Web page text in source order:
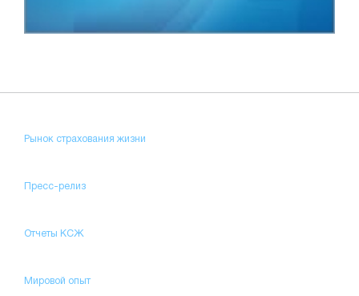
Рынок страхования жизни
Пресс-релиз
Отчеты КСЖ
Мировой опыт